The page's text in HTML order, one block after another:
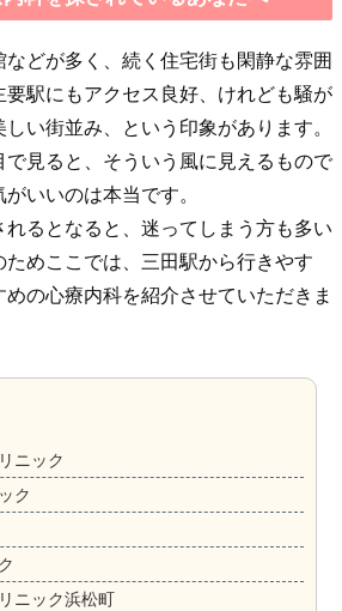
どが多く、続く住宅街も閑静な雰囲
駅にもアクセス良好、けれども騒が
い街並み、という印象があります。
で見ると、そういう風に見えるもので
いいのは本当です。
るとなると、迷ってしまう方も多い
めここでは、三田駅から行きやす
の心療内科を紹介させていただきま
ニック
ク
ニック浜松町